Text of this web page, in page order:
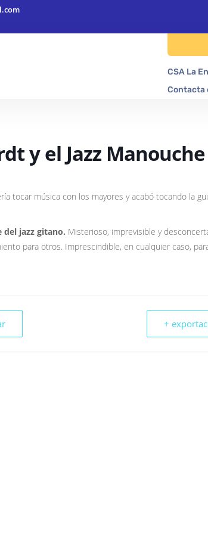
CSA La
Contacta
y el Jazz Manouche
tocar música con los mayores y acabó tocando la
jazz gitano. Misterioso, imprevisible y
para otros. Imprescindible, en cualquier caso,
+